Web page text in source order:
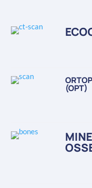
(OPT)